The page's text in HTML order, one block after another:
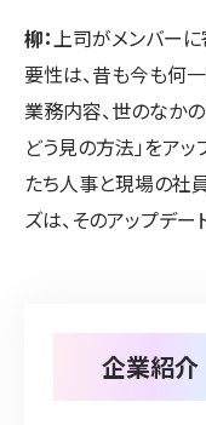
柳：上司がメンバーに
要性は、昔も今も何
業務内容、世のなか
どう見の方法」をア
たち人事と現場の社
ズは、そのアップデ
企業紹介